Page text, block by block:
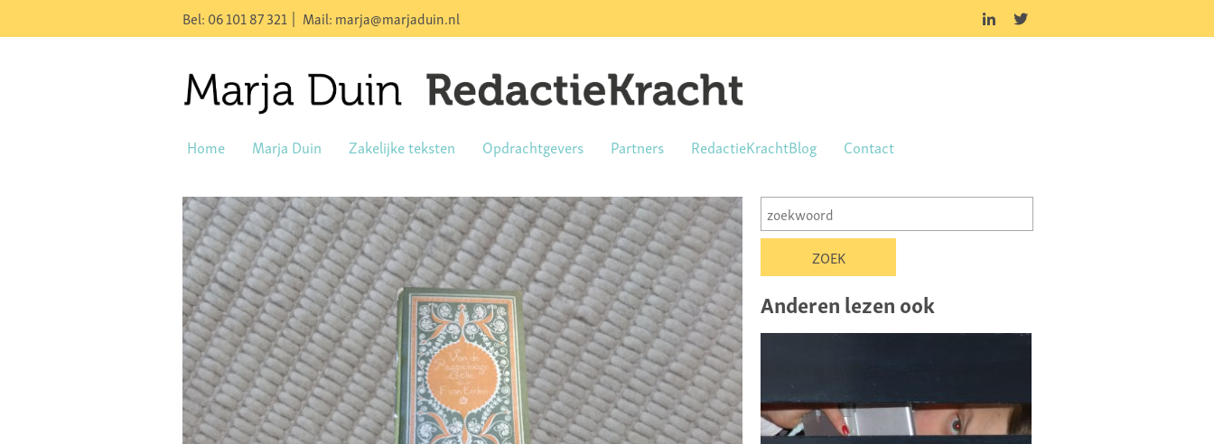
Bel: 06 101 87 321 Mail: marja@marjaduin.nl
Home Marja Duin Zakelijke teksten Opdrachtgevers Partners RedactieKrachtBlog Contact
Anderen lezen ook